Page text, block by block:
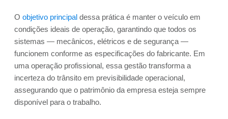
O objetivo principal dessa prática é manter o veículo em
condições ideais de operação, garantindo que todos os
sistemas — mecânicos, elétricos e de segurança —
funcionem conforme as especificações do fabricante. Em
uma operação profissional, essa gestão transforma a
incerteza do trânsito em previsibilidade operacional,
assegurando que o patrimônio da empresa esteja sempre
disponível para o trabalho.